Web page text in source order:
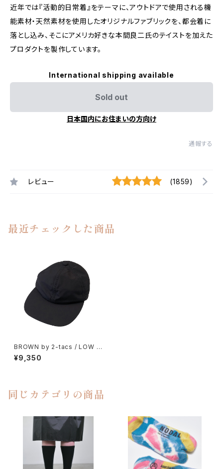
近年では『活動的日常着』をテーマに、アウトドアで使用される機
能素材・天然素材を使用したオリジナルファブリックを、都会着に
落とし込み、そこにアメリカ好きな本間良二氏のテイストを加えた
プロダクトを製作しています。
International shipping available
Sold out
日本国内にお住まいの方向け
通報する
レビュー (1859)
最近チェックした商品
BROWN by 2-tacs / LOW C
ROWN
¥9,350
同じカテゴリの商品